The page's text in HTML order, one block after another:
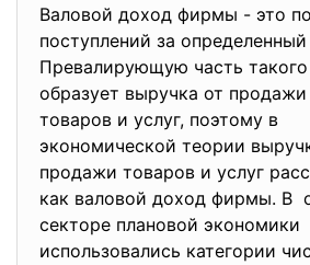
Валовой доход фирмы - это
поступлений за
Превалирующую часть
образует выручка от продажи
товаров и услуг, поэтому в
экономической теории
продажи товаров и услуг
как валовой доход фирмы. В
секторе плановой экономики
использовались категории